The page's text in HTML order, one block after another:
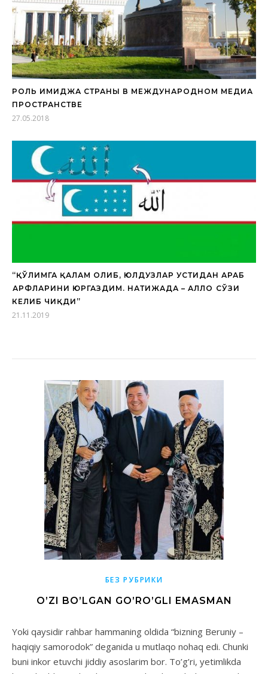
РОЛЬ ИМИДЖА СТРАНЫ В МЕЖДУНАРОДНОМ МЕДИА
ПРОСТРАНСТВЕ
27.05.2018
“ҚЎЛИМГА ҚАЛАМ ОЛИБ, ЮЛДУЗЛАР УСТИДАН АРАБ
ҲАРФЛАРИНИ ЮРГАЗДИМ. НАТИЖАДА – АЛЛОҲ СЎЗИ
КЕЛИБ ЧИҚДИ”
21.11.2019
БЕЗ РУБРИКИ
O’ZI BO’LGAN GO’RO’GLI EMASMAN
Yoki qaysidir rahbar hammaning oldida “bizning Beruniy –
haqiqiy samorodok” deganida u mutlaqo nohaq edi. Chunki
buni inkor etuvchi jiddiy asoslarim bor. To’g’ri, yetimlikda